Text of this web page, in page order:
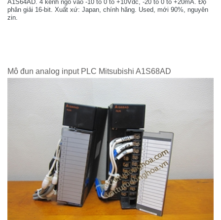
A1S64AD. 4 kênh ngõ vào -10 to 0 to +10Vdc, -20 to 0 to +20mA. Độ
phân giải 16-bit. Xuất xứ: Japan, chính hãng. Used, mới 90%, nguyên
zin.
Mô đun analog input PLC Mitsubishi A1S68AD